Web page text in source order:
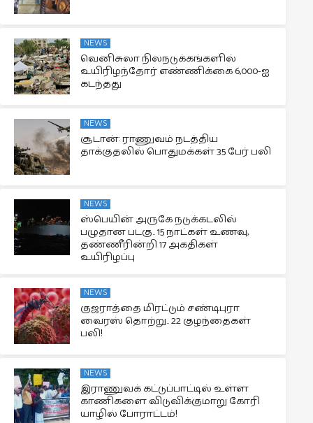
NEWS
வெனிசுலா நிலநடுக்கங்களில்
உயிரிழந்தோர் எண்ணிக்கை 6,000-ஐ
கடந்தது
NEWS
சூடான்: ராணுவம் நடத்திய
தாக்குதலில் பொதுமக்கள் 35 பேர் பலி
NEWS
ஸ்பெயின் அருகே நடுக்கடலில்
பழுதான படகு.. 15 நாட்கள் உணவு,
தண்ணீரின்றி 17 அகதிகள்
உயிரிழப்பு
NEWS
குஜராத்தை மிரட்டும் சண்டிபுரா
வைரஸ் தொற்று.. 22 குழந்தைகள்
பலி!
NEWS
இராணுவக் கட்டுப்பாட்டில் உள்ள
காணிகளை விடுவிக்குமாறு கோரி
யாழில் போராட்டம்!